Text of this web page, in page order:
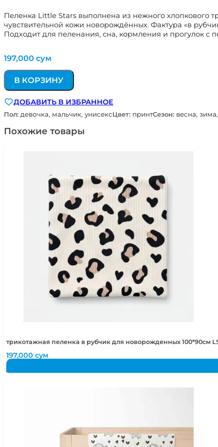
Пеленка Little Stars выполнена из нежного хлопкового
чувствительной кожи новорождённых. Фактура «в
Подходит для пеленания, сна, кормления и прогулок с
197,000 сум
В КОРЗИНУ
ДОБАВИТЬ В ИЗБРАННОЕ
Пол: девочка, мальчик, унисексЦвет: принтСезон: весна,
Похожие товары
трикотажная пеленка в рубчик для новорожденных 100*90см
197,000сум